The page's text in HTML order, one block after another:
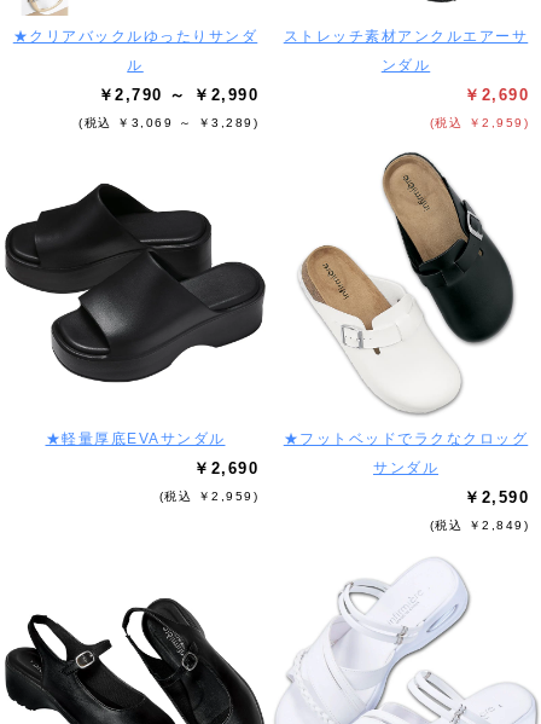
★クリアバックルゆったりサンダ
ル
￥2,790 ～ ￥2,990
(税込 ￥3,069 ～ ￥3,289)
ストレッチ素材アンクルエアーサ
ンダル
￥2,690
(税込 ￥2,959)
★軽量厚底EVAサンダル
￥2,690
(税込 ￥2,959)
★フットベッドでラクなクロッグ
サンダル
￥2,590
(税込 ￥2,849)